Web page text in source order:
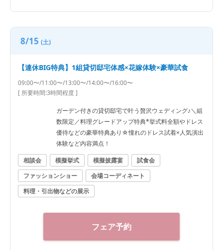
8/15 (土)
【連休BIG特典】1組貸切邸宅体感×花嫁体験×豪華試食
09:00〜/11:00〜/13:00〜/14:00〜/16:00〜
[ 所要時間:3時間程度]
ガーデン付きの貸切邸宅で叶う贅沢ウェディング♪＼組
数限定／料理グレードアップ特典*挙式料全額やドレス
優待などの豪華特典あり☆憧れのドレス試着×人気演出
体験など内容満点！
相談会
模擬挙式 模擬披露宴
試食会
ファッションショー
会場コーディネート
料理・引出物などの展示
フェア予約